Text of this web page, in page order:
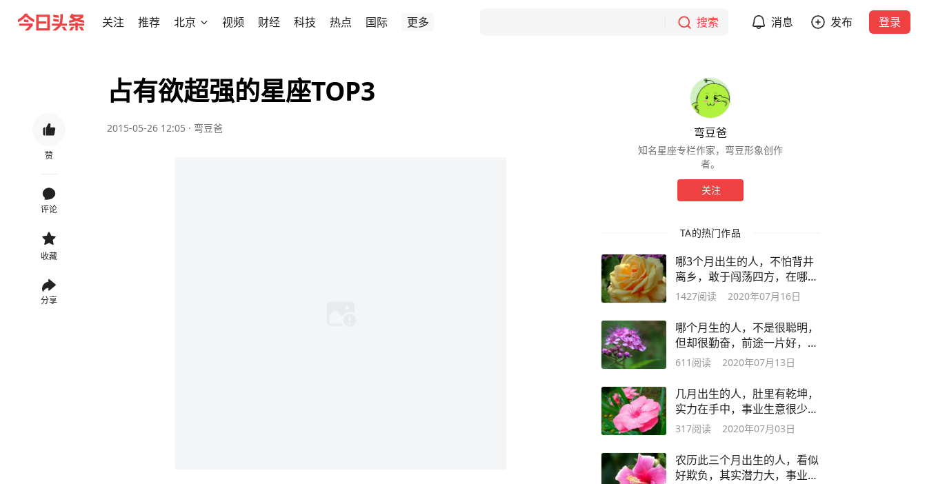
关注 推荐 北京 视频 财经 科技 热点 国际 更多 搜索 消息 发布 登录
赞
评论
收藏
分享
占有欲超强的星座TOP3
2015-05-26 12:05 · 弯豆爸 弯豆爸
知名星座专栏作家，弯豆形象创作
者。
关注
TA的热门作品
哪3个月出生的人，不怕背井
离乡，敢于闯荡四方，在哪都
能赚到钱
1427阅读 2020年07月16日
哪个月生的人，不是很聪明，
但却很勤奋，前途一片好，事
业年年强
611 阅读 2020年07月13日
几月出生的人，肚里有乾坤，
实力在手中，事业生意很少
亏，很少凉
317阅读 2020年07月03日
农历此三个月出生的人，看似
好欺负，其实潜力大，事业生